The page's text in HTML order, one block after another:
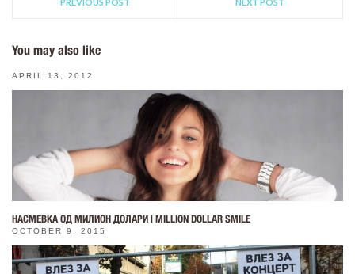
PREVIOUS POST NEXT POST
You may also like
APRIL 13, 2012
НАСМЕВКА ОД МИЛИОН ДОЛАРИ | MILLION DOLLAR SMILE
OCTOBER 9, 2015